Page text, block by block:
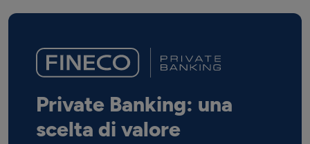
Private Banking: una
scelta di valore